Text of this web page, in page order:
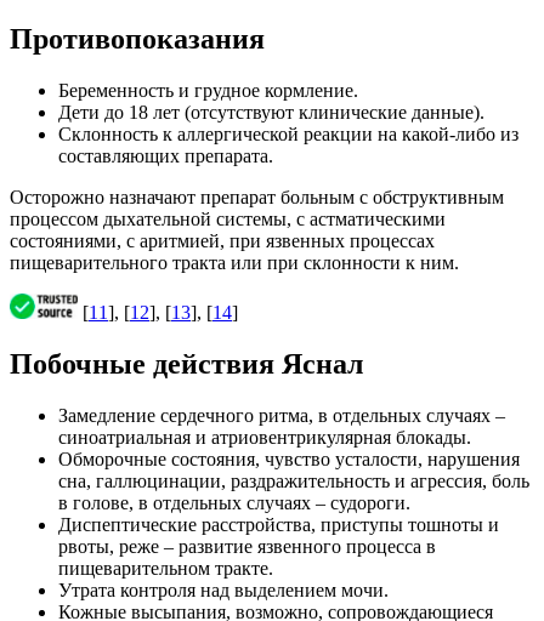
Противопоказания
Беременность и грудное кормление.
Дети до 18 лет (отсутствуют клинические данные).
Склонность к аллергической реакции на какой-либо из
составляющих препарата.
Осторожно назначают препарат больным с обструктивным
процессом дыхательной системы, с астматическими
состояниями, с аритмией, при язвенных процессах
пищеварительного тракта или при склонности к ним.
[11], [12], [13], [14]
Побочные действия Яснал
Замедление сердечного ритма, в отдельных случаях –
синоатриальная и атриовентрикулярная блокады.
Обморочные состояния, чувство усталости, нарушения
сна, галлюцинации, раздражительность и агрессия, боль
в голове, в отдельных случаях – судороги.
Диспептические расстройства, приступы тошноты и
рвоты, реже – развитие язвенного процесса в
пищеварительном тракте.
Утрата контроля над выделением мочи.
Кожные высыпания, возможно, сопровождающиеся